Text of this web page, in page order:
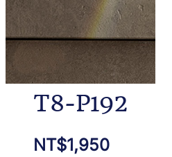
T8-P192
NT$1,950